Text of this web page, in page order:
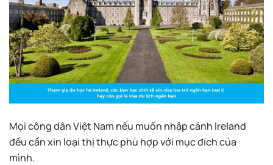
Mọi công dân Việt Nam nếu muốn nhập cảnh Ireland
đều cần xin loại thị thực phù hợp với mục đích của
mình.